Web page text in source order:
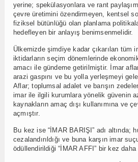
yerine; spekülasyonlara ve rant
çevre üretimini özendirmeyen, kentsel
fiziksel bütünlüğü olan planlama
hedefleyen bir anlayış benimsenmelidir.
Ülkemizde şimdiye kadar çıkarılan tüm
iktidarların seçim dönemlerinde
amacı ile gündeme getirilmiştir. İmar
arazi gaspını ve bu yolla yerleşmeyi
Aflar; toplumsal adalet ve barışın
imar ile ilgili kurumlara yönelik güvenin
kaynakların amaç dışı kullanımına ve
açmıştır.
Bu kez ise “İMAR BARIŞI” adı altında;
cezalandırıldığı ve buna karşın imar
ödüllendirildiği “İMAR AFFI” bir kez